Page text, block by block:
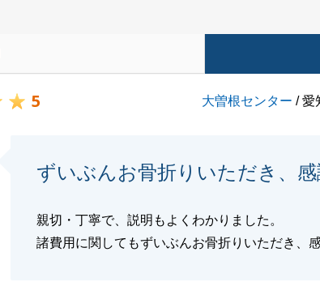
5 大曽根センター / 愛
ずいぶんお骨折りいただき、
親切・丁寧で、説明もよくわかりました。
諸費用に関してもずいぶんお骨折りいただき、